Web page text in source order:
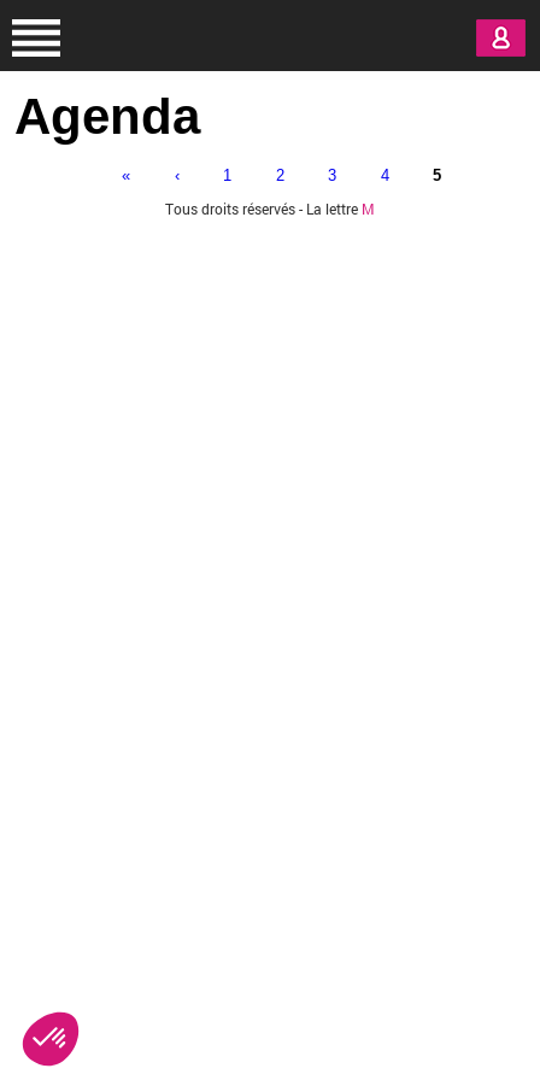
Agenda
« ‹ 1 2 3 4 5
Tous droits réservés - La lettre M